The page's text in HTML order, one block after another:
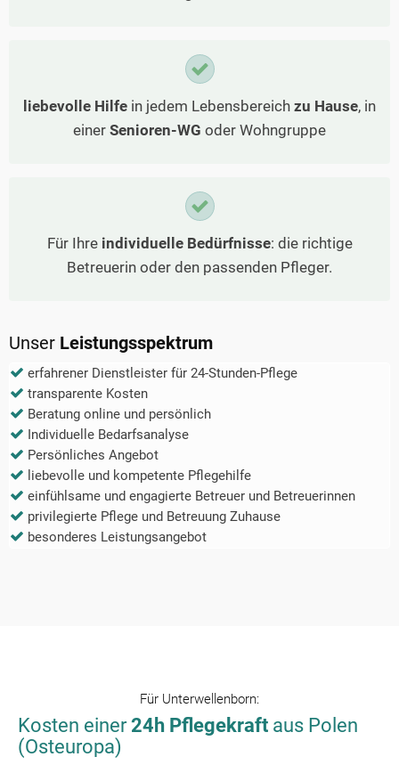
liebevolle Hilfe in jedem Lebensbereich zu Hause, in
einer Senioren-WG oder Wohngruppe
Für Ihre individuelle Bedürfnisse: die richtige
Betreuerin oder den passenden Pfleger.
Unser Leistungsspektrum
erfahrener Dienstleister für 24-Stunden-Pflege
transparente Kosten
Beratung online und persönlich
Individuelle Bedarfsanalyse
Persönliches Angebot
liebevolle und kompetente Pflegehilfe
einfühlsame und engagierte Betreuer und Betreuerinnen
privilegierte Pflege und Betreuung Zuhause
besonderes Leistungsangebot
Für Unterwellenborn:
Kosten einer24h Pflegekraft aus Polen
(Osteuropa)